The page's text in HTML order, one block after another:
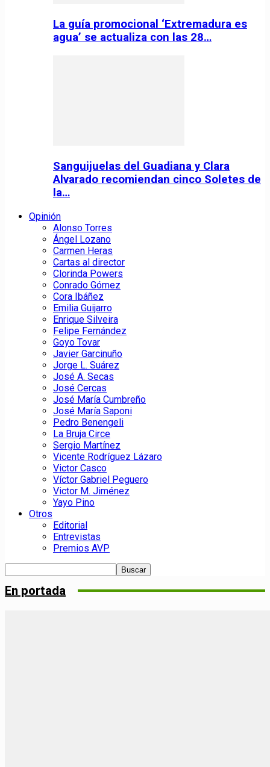
La guía promocional ‘Extremadura es
agua’ se actualiza con las 28…
Sanguijuelas del Guadiana y Clara
Alvarado recomiendan cinco Soletes de
la…
Opinión
Alonso Torres
Ángel Lozano
Carmen Heras
Cartas al director
Clorinda Powers
Conrado Gómez
Cora Ibáñez
Emilia Guijarro
Enrique Silveira
Felipe Fernández
Goyo Tovar
Javier Garcinuño
Jorge L. Suárez
José A. Secas
José Cercas
José María Cumbreño
José María Saponi
Pedro Benengeli
La Bruja Circe
Sergio Martínez
Vicente Rodríguez Lázaro
Victor Casco
Víctor Gabriel Peguero
Victor M. Jiménez
Yayo Pino
Otros
Editorial
Entrevistas
Premios AVP
En portada